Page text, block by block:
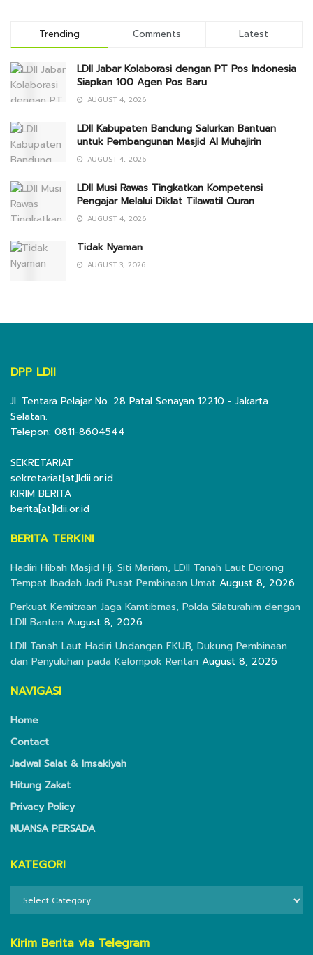
Trending Comments Latest
LDII Jabar Kolaborasi dengan PT Pos Indonesia
Siapkan 100 Agen Pos Baru
AUGUST 4, 2026
LDII Kabupaten Bandung Salurkan Bantuan
untuk Pembangunan Masjid Al Muhajirin
AUGUST 4, 2026
LDII Musi Rawas Tingkatkan Kompetensi
Pengajar Melalui Diklat Tilawatil Quran
AUGUST 4, 2026
Tidak Nyaman
AUGUST 3, 2026
DPP LDII
Jl. Tentara Pelajar No. 28 Patal Senayan 12210 - Jakarta
Selatan.
Telepon: 0811-8604544
SEKRETARIAT
sekretariat[at]ldii.or.id
KIRIM BERITA
berita[at]ldii.or.id
BERITA TERKINI
Hadiri Hibah Masjid Hj. Siti Mariam, LDII Tanah Laut Dorong
Tempat Ibadah Jadi Pusat Pembinaan Umat August 8, 2026
Perkuat Kemitraan Jaga Kamtibmas, Polda Silaturahim dengan
LDII Banten August 8, 2026
LDII Tanah Laut Hadiri Undangan FKUB, Dukung Pembinaan
dan Penyuluhan pada Kelompok Rentan August 8, 2026
NAVIGASI
Home
Contact
Jadwal Salat & Imsakiyah
Hitung Zakat
Privacy Policy
NUANSA PERSADA
KATEGORI
Kirim Berita via Telegram